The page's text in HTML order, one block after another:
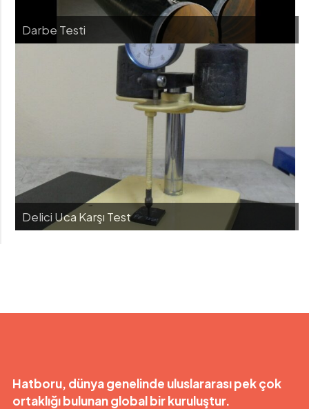
Darbe Testi
Delici Uca Karşı Test
Hatboru, dünya genelinde uluslararası pek çok
ortaklığı bulunan global bir kuruluştur.